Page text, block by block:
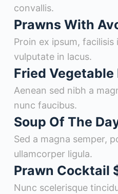
convallis.
Prawns With
Proin ex ipsum,
vulputate in lacus.
Fried
Aenean sed nibh a
nunc faucibus.
Soup Of The
Sed a magna semper,
ullamcorper ligula.
Prawn Cocktail
Nunc scelerisque